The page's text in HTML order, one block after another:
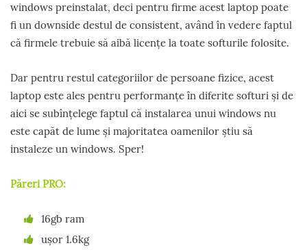
windows preinstalat, deci pentru firme acest laptop poate
fi un downside destul de consistent, având în vedere faptul
că firmele trebuie să aibă licențe la toate softurile folosite.
Dar pentru restul categoriilor de persoane fizice, acest
laptop este ales pentru performanțe în diferite softuri și de
aici se subînțelege faptul că instalarea unui windows nu
este capăt de lume și majoritatea oamenilor știu să
instaleze un windows. Sper!
Păreri PRO:
16gb ram
ușor 1.6kg